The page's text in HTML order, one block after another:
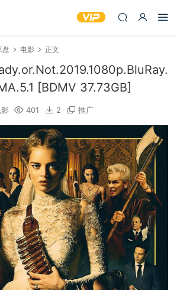
盘 电影 正文
[BDMV 37.73GB]
401 2 推广